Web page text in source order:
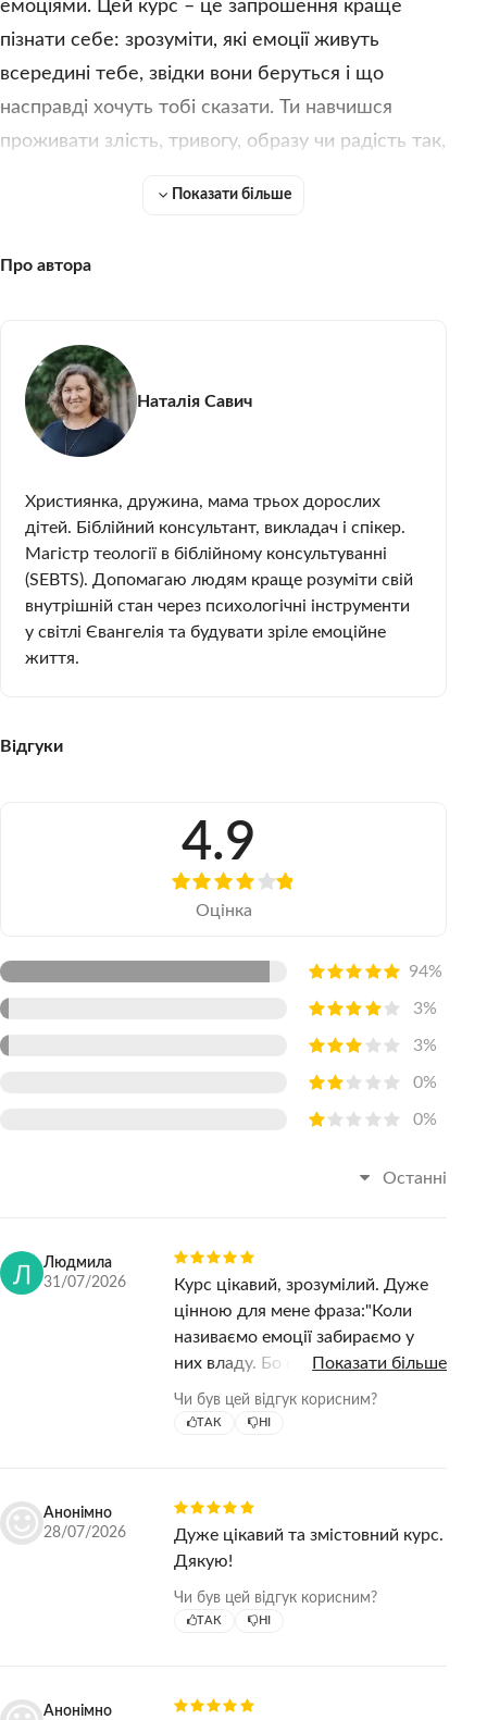
емоціями. Цей курс – це запрошення краще
пізнати себе: зрозуміти, які емоції живуть
всередині тебе, звідки вони беруться і що
насправді хочуть тобі сказати. Ти навчишся
проживати злість, тривогу, образу чи радість так,
реєструйся і до зустрічі в курсі!
Показати більше
Про автора
Наталія Савич
Християнка, дружина, мама трьох дорослих
дітей. Біблійний консультант, викладач і спікер.
Магістр теології в біблійному консультуванні
(SEBTS). Допомагаю людям краще розуміти свій
внутрішній стан через психологічні інструменти
у світлі Євангелія та будувати зріле емоційне
життя.
Відгуки
4.9
Оцінка
94%
3%
3%
0%
0%
Останні
Людмила
31/07/2026
Курс цікавий, зрозумілий. Дуже
цінною для мене фраза:"Коли
називаємо емоції забираємо у
них владу. Бо коли я пробувала
говорити як почуваюся,
наприклад роздратована чи зла,
Дякую
Показати більше
Чи був цей відгук корисним?
ТАК НІ
Анонімно
28/07/2026
Дуже цікавий та змістовний курс.
Дякую!
Чи був цей відгук корисним?
ТАК НІ
Анонімно